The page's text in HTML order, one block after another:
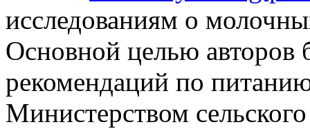
исследованиям о
Основной целью авторов
рекомендаций по
Министерством